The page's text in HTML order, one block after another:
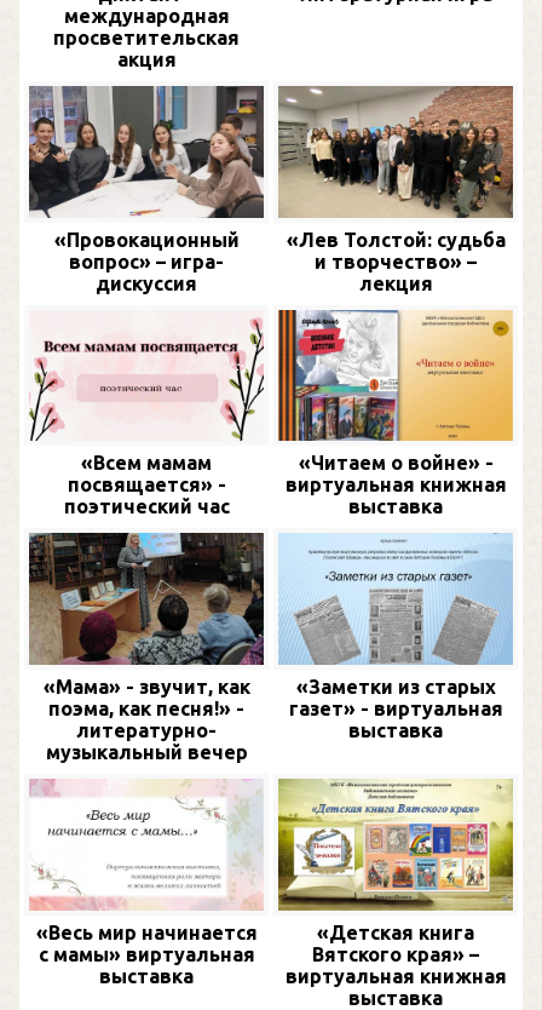
международная
просветительская
акция
«Провокационный
вопрос» – игра-
дискуссия
«Лев Толстой: судьба
и творчество» –
лекция
«Всем мамам
посвящается» -
поэтический час
«Читаем о войне» -
виртуальная книжная
выставка
«Мама» - звучит, как
поэма, как песня!» -
литературно-
музыкальный вечер
«Заметки из старых
газет» - виртуальная
выставка
«Весь мир начинается
с мамы» виртуальная
выставка
«Детская книга
Вятского края» –
виртуальная книжная
выставка